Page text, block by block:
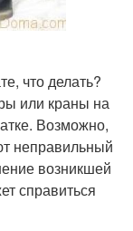
что делать?
или краны на
Возможно,
неправильный
возникшей
справиться